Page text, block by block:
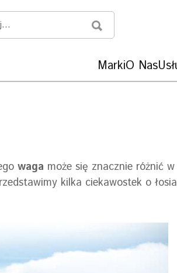
MarkiO Nas
waga może się znacznie różnić w
kilka ciekawostek o